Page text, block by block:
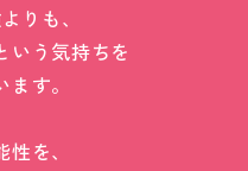
りも、
いう気持ちを
す。
を、